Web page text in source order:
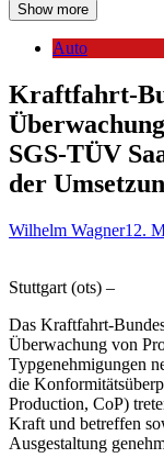
Show more
Auto
Kraftfahrt-
SGS-TÜV
der
Wilhelm Wagner12.
Stuttgart (ots) –
Das Kraftfahrt-
Überwachung von
Typgenehmigungen
die
Production, CoP)
Kraft und betreffen
Ausgestaltung